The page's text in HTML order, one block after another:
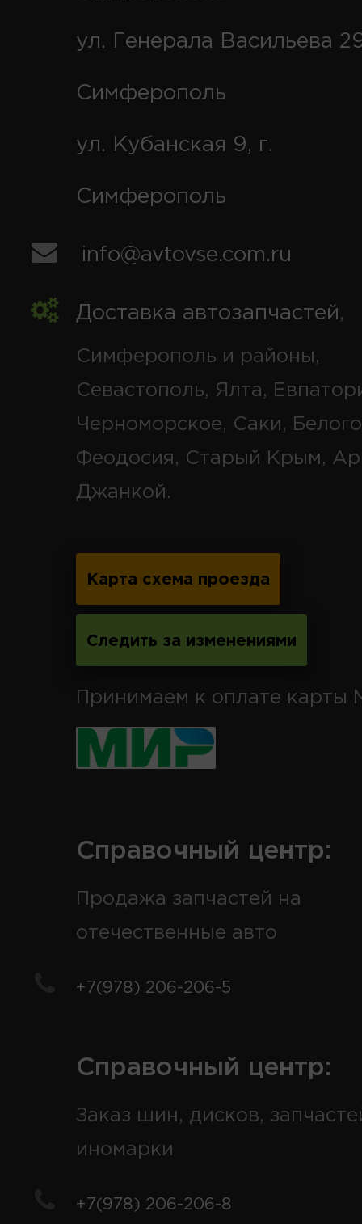
ул. Генерала Васильева
Симферополь
ул. Кубанская 9, г.
Симферополь
info@avtovse.com.ru
Доставка автозапчастей,
Симферополь и районы,
Севастополь, Ялта,
Черноморское, Саки,
Феодосия, Старый Крым,
Джанкой.
Карта схема проезда
Следить за изменениями
Принимаем к оплате карты
Справочный центр:
Продажа запчастей на
отечественные авто
+7(978) 206-206-5
Справочный центр:
Заказ шин, дисков,
иномарки
+7(978) 206-206-8